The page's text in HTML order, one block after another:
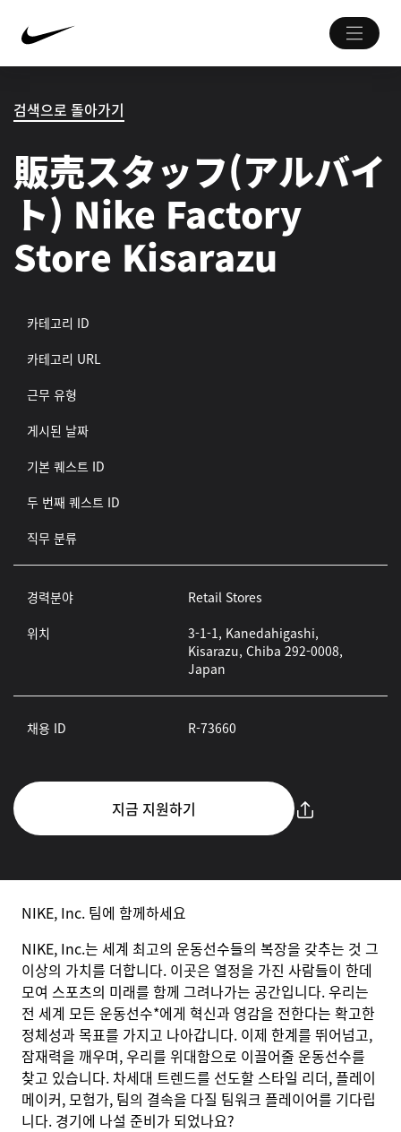
검색으로 돌아가기
販売スタッフ(アルバイ
ト) Nike Factory
Store Kisarazu
카테고리 ID
카테고리 URL
근무 유형
게시된 날짜
기본 퀘스트 ID
두 번째 퀘스트 ID
직무 분류
경력분야
Retail Stores
위치
3-1-1, Kanedahigashi,
Kisarazu, Chiba 292-0008,
Japan
채용 ID R-73660
지금 지원하기
NIKE, Inc. 팀에 함께하세요
NIKE, Inc.는 세계 최고의 운동선수들의 복장을 갖추는 것 그
이상의 가치를 더합니다. 이곳은 열정을 가진 사람들이 한데
모여 스포츠의 미래를 함께 그려나가는 공간입니다. 우리는
전 세계 모든 운동선수*에게 혁신과 영감을 전한다는 확고한
정체성과 목표를 가지고 나아갑니다. 이제 한계를 뛰어넘고,
잠재력을 깨우며, 우리를 위대함으로 이끌어줄 운동선수를
찾고 있습니다. 차세대 트렌드를 선도할 스타일 리더, 플레이
메이커, 모험가, 팀의 결속을 다질 팀워크 플레이어를 기다립
니다. 경기에 나설 준비가 되었나요?